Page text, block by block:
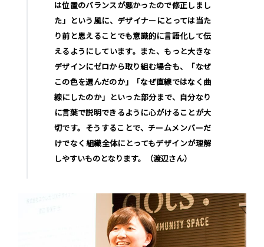
は位置のバランスが悪かったので修正しまし
た」という風に、デザイナーにとっては当た
り前と思えることでも意識的に言語化して伝
えるようにしています。また、もっと大きな
デザインにゼロから取り組む場合も、「なぜ
この色を選んだのか」「なぜ直線ではなく曲
線にしたのか」といった部分まで、自分なり
に言葉で説明できるように心がけることが大
切です。そうすることで、チームメンバーだ
けでなく組織全体にとってもデザインが理解
しやすいものとなります。（渡辺さん）